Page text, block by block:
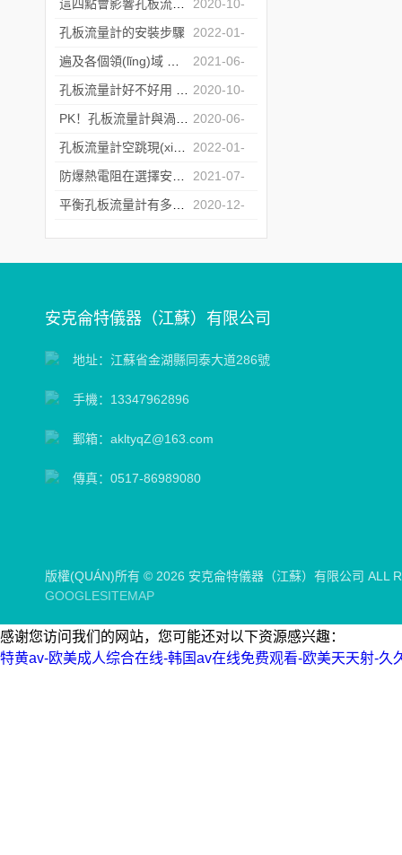
2020-10-
09
孔板流量計的安裝步驟
2022-01-
18
2021-06-
07
2020-10-
16
2020-06-
08
2022-01-
18
2021-07-
09
2020-12-
安克侖特儀器（江蘇）有限公司
地址：江蘇省金湖縣同泰大道286號
手機：13347962896
郵箱：akltyqZ@163.com
傳真：0517-86989080
版權(QUÁN)所有 © 2026 安克侖特儀器（江蘇）有限公司 ALL
GOOGLESITEMAP
感谢您访问我们的网站，您可能还对以下资源感兴趣：
特黄av-欧美成人综合在线-韩国av在线免费观看-欧美天天射-